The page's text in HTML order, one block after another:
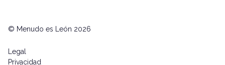
© Menudo es León 2026
Legal
Privacidad